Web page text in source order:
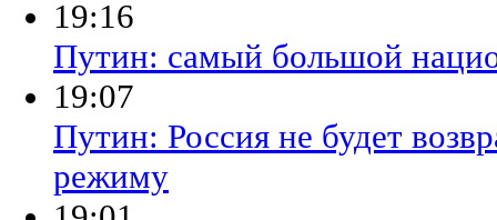
19:16
Путин: самый большой
19:07
Путин: Россия не будет
режиму